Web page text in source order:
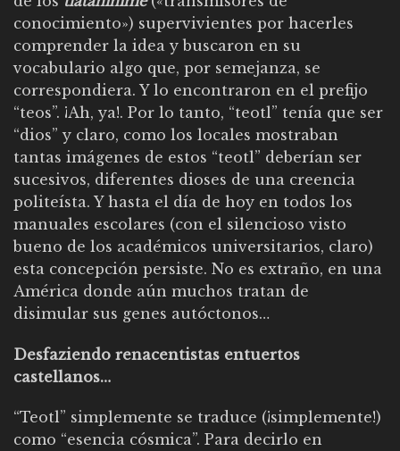
conocimiento») supervivientes por hacerles
comprender la idea y buscaron en su
vocabulario algo que, por semejanza, se
correspondiera. Y lo encontraron en el prefijo
“teos”. ¡Ah, ya!. Por lo tanto, “teotl” tenía que ser
“dios” y claro, como los locales mostraban
tantas imágenes de estos “teotl” deberían ser
sucesivos, diferentes dioses de una creencia
politeísta. Y hasta el día de hoy en todos los
manuales escolares (con el silencioso visto
bueno de los académicos universitarios, claro)
esta concepción persiste. No es extraño, en una
América donde aún muchos tratan de
disimular sus genes autóctonos…
Desfaziendo renacentistas entuertos
castellanos…
“Teotl” simplemente se traduce (¡simplemente!)
como “esencia cósmica”. Para decirlo en